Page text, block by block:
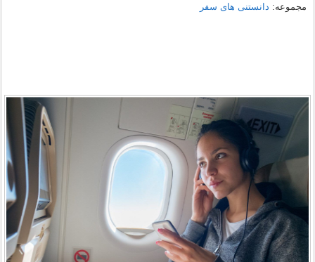
مجموعه: دانستنی های سفر